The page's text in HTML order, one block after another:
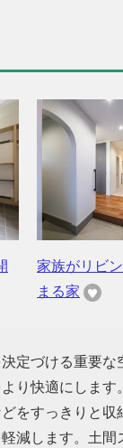
家族がリビ
まる家
定づける重要
り快適にしま
をすっきりと
減します。土